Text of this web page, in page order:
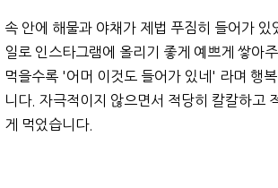
속 안에 해물과 야채가 제법 푸짐히 들어가 있
일로 인스타그램에 올리기 좋게 예쁘게 쌓아
먹을수록 '어머 이것도 들어가 있네' 라며 행
니다. 자극적이지 않으면서 적당히 칼칼하고
게 먹었습니다.